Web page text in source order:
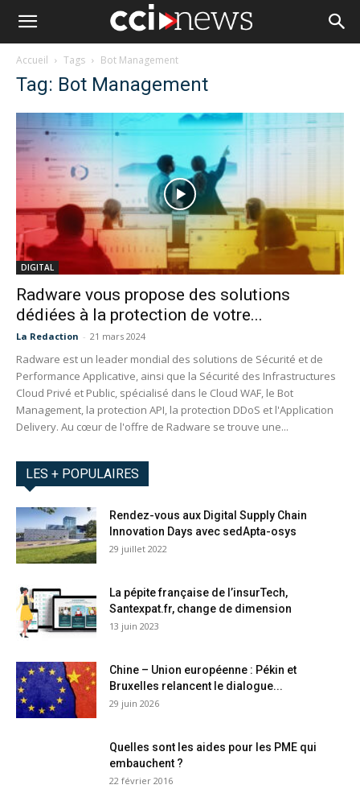
Accueil Tags Bot Management
Tag: Bot Management
DIGITAL
Radware vous propose des solutions
dédiées à la protection de votre...
La Redaction - 21 mars 2024
Radware est un leader mondial des solutions de Sécurité et de
Performance Applicative, ainsi que la Sécurité des Infrastructures
Cloud Privé et Public, spécialisé dans le Cloud WAF, le Bot
Management, la protection API, la protection DDoS et l'Application
Delivery. Au cœur de l'offre de Radware se trouve une...
LES + POPULAIRES
Rendez-vous aux Digital Supply Chain
Innovation Days avec sedApta-osys
29 juillet 2022
La pépite française de l’insurTech,
Santexpat.fr, change de dimension
13 juin 2023
Chine – Union européenne : Pékin et
Bruxelles relancent le dialogue...
29 juin 2026
Quelles sont les aides pour les PME qui
embauchent ?
22 février 2016